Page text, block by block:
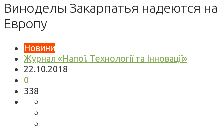
Виноделы Закарпатья надеются на
Европу
Новини
Журнал «Напої. Технології та Інновації»
22.10.2018
0
338